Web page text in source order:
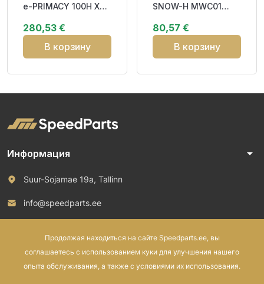
e-PRIMACY 100H XL
280,53 €
В корзину
SNOW-H MWC01
DCB71 3PMSF M+S
80,57 €
В корзину
Информация arrow_drop_down
Suur-Sojamae 19a, Tallinn
info@speedparts.ee
Продолжая находиться на сайте Speedparts.ee, вы
соглашаетесь с использованием куки для улучшения нашего
опыта обслуживания, а также с условиями их использования.